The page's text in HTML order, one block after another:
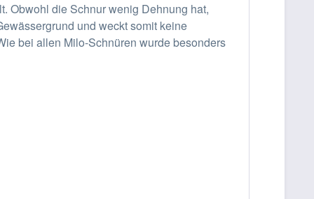
Obwohl die Schnur wenig Dehnung hat,
und weckt somit keine
bei allen Milo-Schnüren wurde besonders